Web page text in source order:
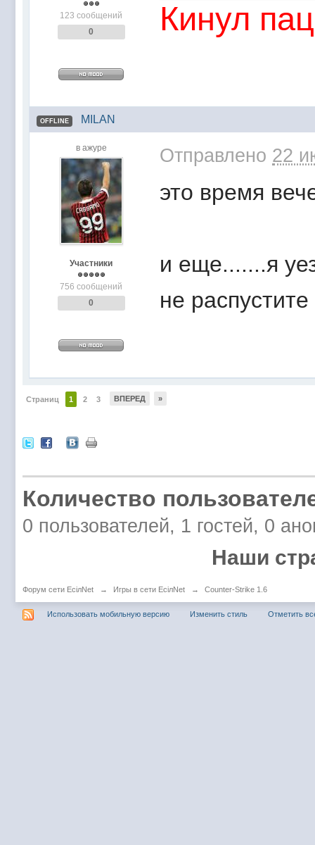
123 сообщений
0
Кинул
OFFLINE MILAN
в ажуре
Участники
756 сообщений
0
Отправлено 22
это время
и еще.......я
не
Страниц 1 2 3 ВПЕРЕД »
Количество
0 пользователей, 1 гостей, 0
Наши
Форум сети EciлNet → Игры в сети EciлNet → Counter-Strike 1.6
Использовать мобильную версию Изменить стиль Отметить